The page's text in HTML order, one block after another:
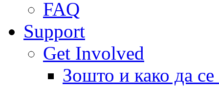
FAQ
Support
Get Involved
Зошто и како да